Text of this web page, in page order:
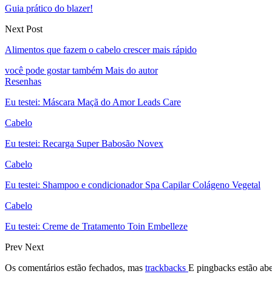
Guia prático do blazer!
Next Post
Alimentos que fazem o cabelo crescer mais rápido
você pode gostar também Mais do autor
Resenhas
Eu testei: Máscara Maçã do Amor Leads Care
Cabelo
Eu testei: Recarga Super Babosão Novex
Cabelo
Eu testei: Shampoo e condicionador Spa Capilar Colágeno Vegetal
Cabelo
Eu testei: Creme de Tratamento Toin Embelleze
Prev Next
Os comentários estão fechados, mas trackbacks E pingbacks estão